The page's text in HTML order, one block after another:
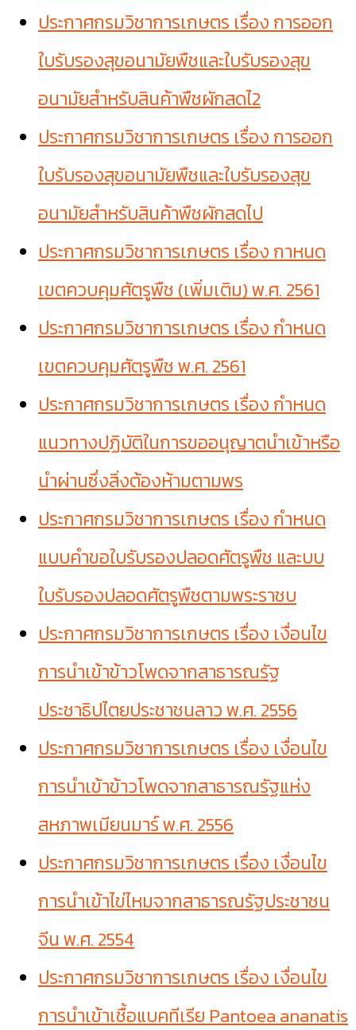
ประกาศกรมวิชาการเกษตร เรื่อง การออก
ใบรับรองสุขอนามัยพืชและใบรับรองสุข
อนามัยสำหรับสินค้าพืชผักสดไ2
ประกาศกรมวิชาการเกษตร เรื่อง การออก
ใบรับรองสุขอนามัยพืชและใบรับรองสุข
อนามัยสำหรับสินค้าพืชผักสดไป
ประกาศกรมวิชาการเกษตร เรื่อง กาหนด
เขตควบคุมศัตรูพืช (เพิ่มเติม) พ.ศ. 2561
ประกาศกรมวิชาการเกษตร เรื่อง กำหนด
เขตควบคุมศัตรูพืช พ.ศ. 2561
ประกาศกรมวิชาการเกษตร เรื่อง กำหนด
แนวทางปฏิบัติในการขออนุญาตนำเข้าหรือ
นำผ่านซึ่งสิ่งต้องห้ามตามพร
ประกาศกรมวิชาการเกษตร เรื่อง กำหนด
แบบคำขอใบรับรองปลอดศัตรูพืช และบบ
ใบรับรองปลอดศัตรูพืชตามพระราชบ
ประกาศกรมวิชาการเกษตร เรื่อง เงื่อนไข
การนำเข้าข้าวโพดจากสาธารณรัฐ
ประชาธิปไตยประชาชนลาว พ.ศ. 2556
ประกาศกรมวิชาการเกษตร เรื่อง เงื่อนไข
การนำเข้าข้าวโพดจากสาธารณรัฐแห่ง
สหภาพเมียนมาร์ พ.ศ. 2556
ประกาศกรมวิชาการเกษตร เรื่อง เงื่อนไข
การนำเข้าไข่ไหมจากสาธารณรัฐประชาชน
จีน พ.ศ. 2554
ประกาศกรมวิชาการเกษตร เรื่อง เงื่อนไข
การนำเข้าเชื้อแบคทีเรีย Pantoea ananatis